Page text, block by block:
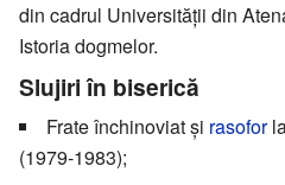
din cadrul Universității din
Istoria dogmelor.
Slujiri în biserică
Frate închinoviat și rasofor
(1979-1983);